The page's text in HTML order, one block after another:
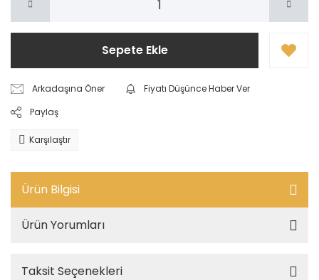
Sepete Ekle
Arkadaşına Öner
Fiyatı Düşünce Haber Ver
Paylaş
Karşılaştır
Ürün Bilgisi
Ürün Yorumları
Taksit Seçenekleri